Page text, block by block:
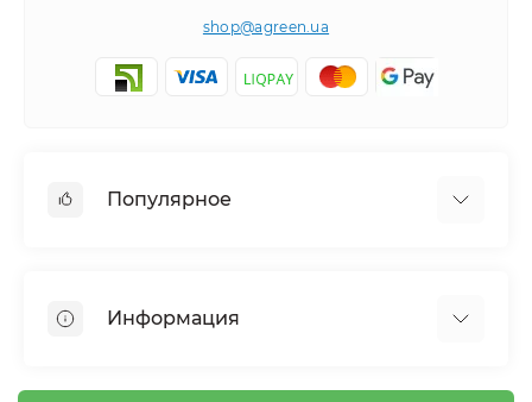
shop@agreen.ua
Популярное
Сетка шпалерная
Сетка затеняющая
Информация